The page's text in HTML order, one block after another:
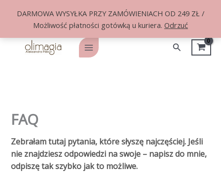
DARMOWA WYSYŁKA PRZY ZAMÓWIENIACH OD 249 ZŁ /
Możliwość płatności gotówką u kuriera. Odrzuć
Main
Szukaj
FAQ
Zebrałam tutaj pytania, które słyszę najczęściej. Jeśli
nie znajdziesz odpowiedzi na swoje – napisz do mnie,
odpiszę tak szybko jak to możliwe.